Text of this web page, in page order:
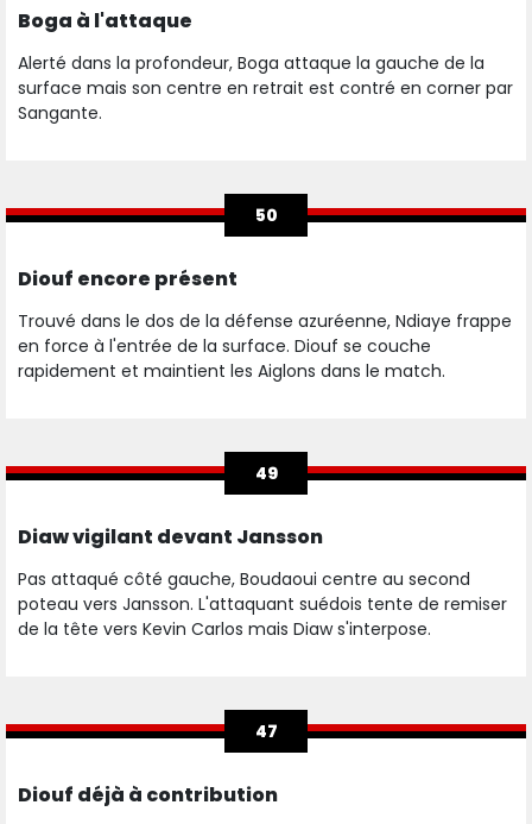
Boga à l'attaque
Alerté dans la profondeur, Boga attaque la gauche de la
surface mais son centre en retrait est contré en corner par
Sangante.
50
Diouf encore présent
Trouvé dans le dos de la défense azuréenne, Ndiaye frappe
en force à l'entrée de la surface. Diouf se couche
rapidement et maintient les Aiglons dans le match.
49
Diaw vigilant devant Jansson
Pas attaqué côté gauche, Boudaoui centre au second
poteau vers Jansson. L'attaquant suédois tente de remiser
de la tête vers Kevin Carlos mais Diaw s'interpose.
47
Diouf déjà à contribution